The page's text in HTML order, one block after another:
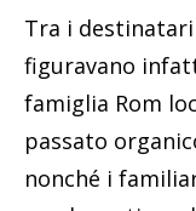
Tra i
figuravano
famiglia Rom
passato
nonché i